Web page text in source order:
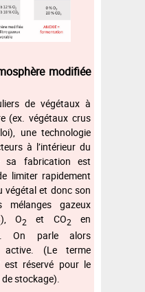
modifiée
de végétaux à
(ex. végétaux crus
une technologie
à l’intérieur du
fabrication est
limiter rapidement
végétal et donc son
gazeux
), O2 et CO2
en
On parle alors
active. (Le terme
est réservé pour le
stockage).